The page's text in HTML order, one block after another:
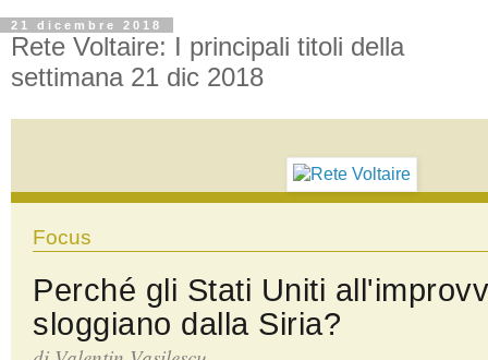
21 dicembre 2018
Rete Voltaire: I principali titoli della
settimana 21 dic 2018
Focus
Perché gli Stati Uniti
sloggiano dalla Siria?